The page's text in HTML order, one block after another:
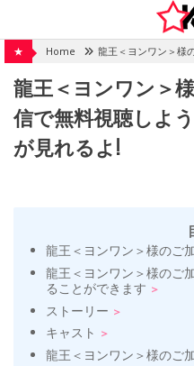
content
★ Home 龍王＜ヨンワン＞様
龍王＜ヨンワン＞
信で無料視聴しよ
が見れるよ!
龍王＜ヨンワン＞様のご
龍王＜ヨンワン＞様のご
ることができます
ストーリー
キャスト
龍王＜ヨンワン＞様のご